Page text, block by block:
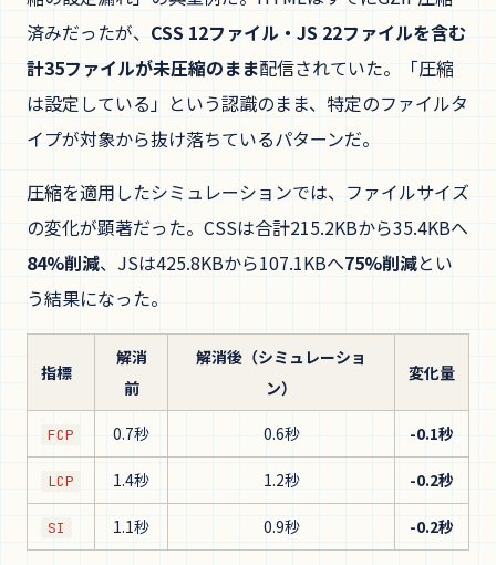
済みだったが、 CSS 12ファイル・JS 22ファイルを含む
計35ファイルが未圧縮のまま配信されていた。「圧縮
は設定している」という認識のまま、特定のファイルタ
イプが対象から抜け落ちているパターンだ。
圧縮を適用したシミュレーションでは、ファイルサイズ
の変化が顕著だった。CSSは合計215.2KBから35.4KBへ
84%削減、JSは425.8KBから107.1KBへ75%削減とい
う結果になった。
指標
解消
前
解消後（シミュレーショ
ン）
変化量
FCP 0.7秒 0.6秒 -0.1秒
LCP 1.4秒 1.2秒 -0.2秒
SI 1.1秒 0.9秒 -0.2秒